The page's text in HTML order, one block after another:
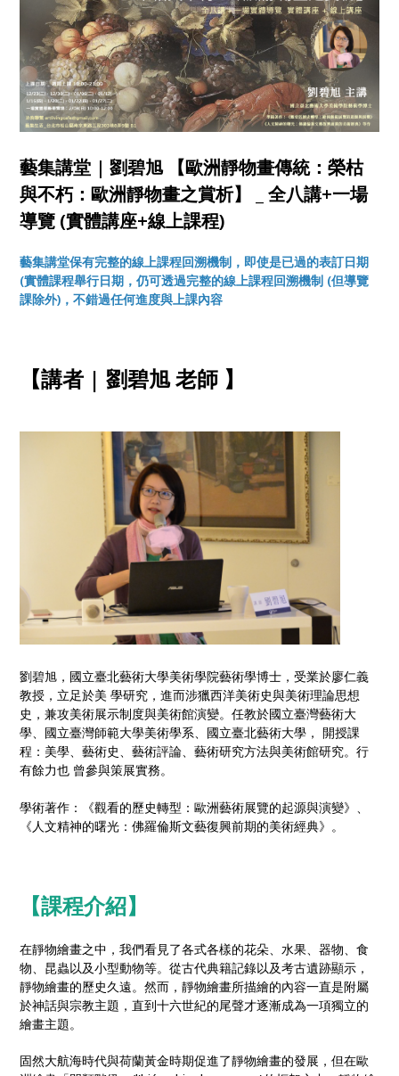
藝集講堂 | 劉碧旭 【歐洲靜物畫傳統：榮枯
與不朽：歐洲靜物畫之賞析】 _ 全八講+一場
導覽 (實體講座+線上課程)
藝集講堂保有完整的線上課程回溯機制，即使是已過的表訂日期
(實體課程舉行日期，仍可透過完整的線上課程回溯機制 (但導覽
課除外)，不錯過任何進度與上課內容
【講者 | 劉碧旭 老師 】
劉碧旭，國立臺北藝術大學美術學院藝術學博士，受業於廖仁義
教授，立足於美 學研究，進而涉獵西洋美術史與美術理論思想
史，兼攻美術展示制度與美術館演變。任教於國立臺灣藝術大
學、國立臺灣師範大學美術學系、國立臺北藝術大學， 開授課
程：美學、藝術史、藝術評論、藝術研究方法與美術館研究。行
有餘力也 曾參與策展實務。
學術著作：《觀看的歷史轉型：歐洲藝術展覽的起源與演變》、
《人文精神的曙光：佛羅倫斯文藝復興前期的美術經典》。
【課程介紹】
在靜物繪畫之中，我們看見了各式各樣的花朵、水果、器物、食
物、昆蟲以及小型動物等。從古代典籍記錄以及考古遺跡顯示，
靜物繪畫的歷史久遠。然而，靜物繪畫所描繪的內容一直是附屬
於神話與宗教主題，直到十六世紀的尾聲才逐漸成為一項獨立的
繪畫主題。
固然大航海時代與荷蘭黃金時期促進了靜物繪畫的發展，但在歐